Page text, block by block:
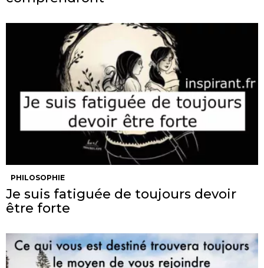
PHILOSOPHIE
Je suis fatiguée de toujours devoir
être forte